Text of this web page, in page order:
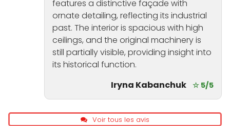
features a distinctive façade with
ornate detailing, reflecting its industrial
past. The interior is spacious with high
ceilings, and the original machinery is
still partially visible, providing insight into
its historical function.
Iryna Kabanchuk ☆ 5/5
Voir tous les avis